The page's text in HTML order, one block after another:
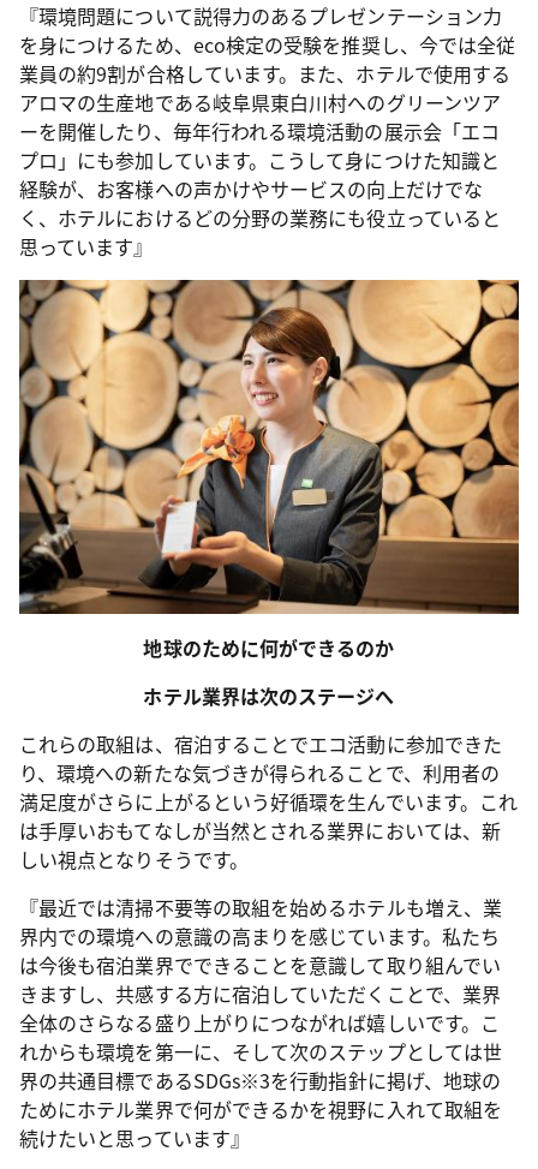
『環境問題について説得力のあるプレゼンテーション力
を身につけるため、eco検定の受験を推奨し、今では全従
業員の約9割が合格しています。また、ホテルで使用する
アロマの生産地である岐阜県東白川村へのグリーンツア
ーを開催したり、毎年行われる環境活動の展示会「エコ
プロ」にも参加しています。こうして身につけた知識と
経験が、お客様への声かけやサービスの向上だけでな
く、ホテルにおけるどの分野の業務にも役立っていると
思っています』
地球のために何ができるのか
ホテル業界は次のステージへ
これらの取組は、宿泊することでエコ活動に参加できた
り、環境への新たな気づきが得られることで、利用者の
満足度がさらに上がるという好循環を生んでいます。これ
は手厚いおもてなしが当然とされる業界においては、新
しい視点となりそうです。
『最近では清掃不要等の取組を始めるホテルも増え、業
界内での環境への意識の高まりを感じています。私たち
は今後も宿泊業界でできることを意識して取り組んでい
きますし、共感する方に宿泊していただくことで、業界
全体のさらなる盛り上がりにつながれば嬉しいです。こ
れからも環境を第一に、そして次のステップとしては世
界の共通目標であるSDGs※3を行動指針に掲げ、地球の
ためにホテル業界で何ができるかを視野に入れて取組を
続けたいと思っています』